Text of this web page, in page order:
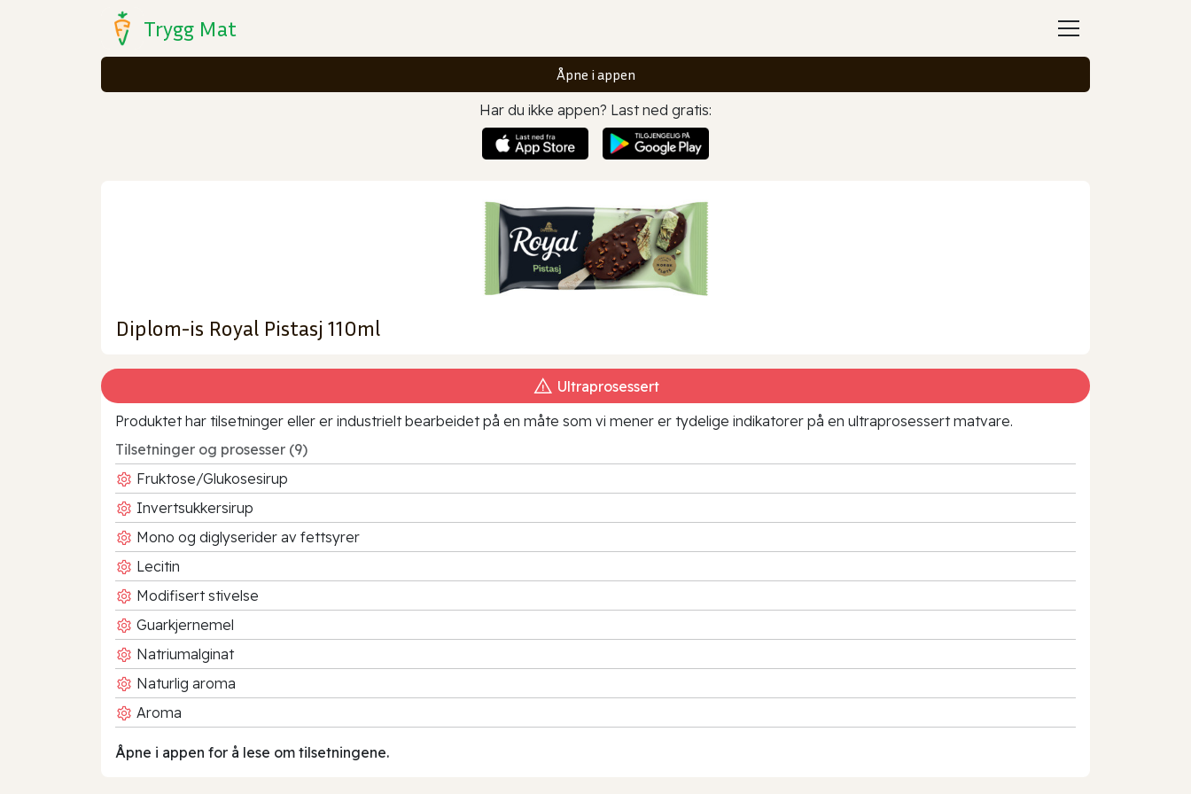
Trygg Mat
Åpne i appen
Har du ikke appen? Last ned gratis:
Diplom-is Royal Pistasj 110ml
Ultraprosessert
Produktet har tilsetninger eller er industrielt bearbeidet på en måte som vi mener er tydelige indikatorer på en ultraprosessert matvare.
Tilsetninger og prosesser (9)
Fruktose/Glukosesirup
Invertsukkersirup
Mono og diglyserider av fettsyrer
Lecitin
Modifisert stivelse
Guarkjernemel
Natriumalginat
Naturlig aroma
Aroma
Åpne i appen for å lese om tilsetningene.